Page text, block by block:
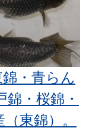
・青らん
・桜錦・
東錦）。